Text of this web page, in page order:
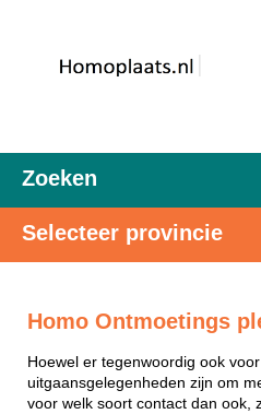
Zoeken
Selecteer provincie
Homo Ontmoetings
Hoewel er tegenwoordig ook
uitgaansgelegenheden zijn om
voor welk soort contact dan ook,